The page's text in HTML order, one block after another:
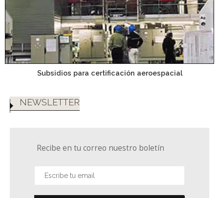
Subsidios para certificación aeroespacial
NEWSLETTER
Recibe en tu correo nuestro boletín